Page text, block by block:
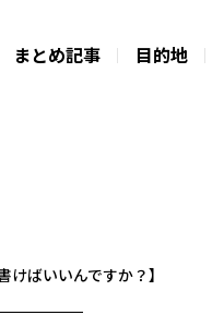
まとめ記事 目的地
ばいいんですか？】